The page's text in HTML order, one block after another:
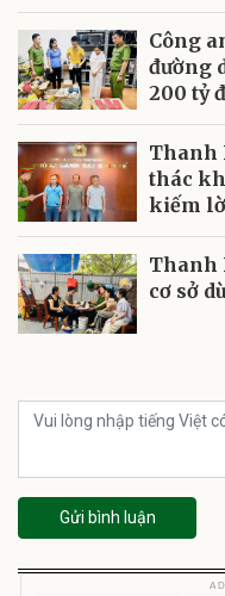
Công
đường
200 tỷ
Thanh
thác
kiếm
Thanh
cơ sở
Gửi bình luận